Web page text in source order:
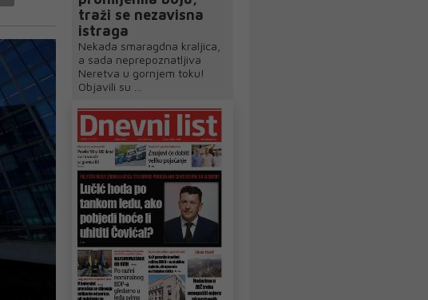
traži se nezavisna
istraga
Nekada smaragdna kraljica,
a sada neprepoznatljiva
Neretva u gornjem toku!
Objavili su ...